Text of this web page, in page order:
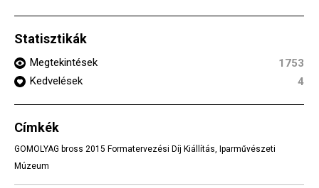
Statisztikák
Megtekintések
1753
Kedvelések
4
Címkék
GOMOLYAG bross 2015 Formatervezési Díj Kiállítás, Iparművészeti
Múzeum